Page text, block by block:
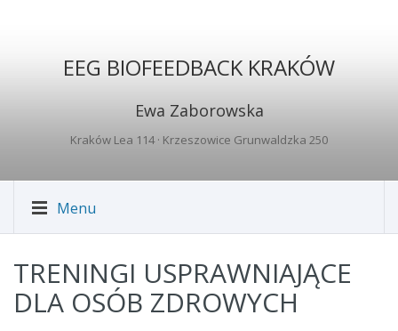
EEG BIOFEEDBACK KRAKÓW
Ewa Zaborowska
Kraków Lea 114· Krzeszowice Grunwaldzka 250
Menu
TRENINGI USPRAWNIAJĄCE
DLA OSÓB ZDROWYCH